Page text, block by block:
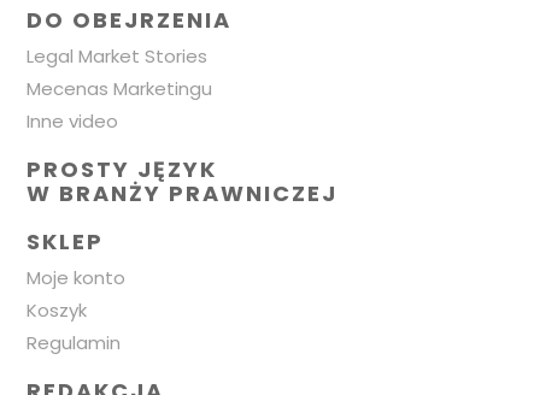
DO OBEJRZENIA
Legal Market Stories
Mecenas Marketingu
Inne video
PROSTY JĘZYK
W BRANŻY PRAWNICZEJ
SKLEP
Moje konto
Koszyk
Regulamin